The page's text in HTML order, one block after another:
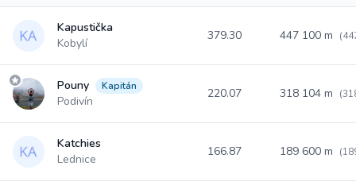
Kapustička
Kobylí
379.30 447 100 m
Pouny Kapitán
Podivín
220.07 318 104 m
Katchies
Lednice
166.87 189 600 m